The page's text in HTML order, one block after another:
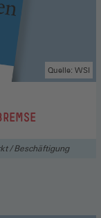
Quelle: WSI
/ Beschäftigung